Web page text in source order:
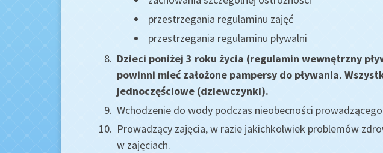
przestrzegania regulaminu zajęć
przestrzegania regulaminu pływalni
Dzieci poniżej 3 roku życia (regulamin wewnętrzny
powinni mieć założone pampersy do pływania.
jednoczęściowe (dziewczynki).
Wchodzenie do wody podczas nieobecności
Prowadzący zajęcia, w razie jakichkolwiek problemów
w zajęciach.